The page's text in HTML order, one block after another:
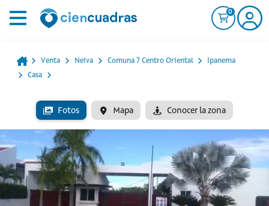
0
Venta Neiva Comuna 7 Centro Oriental
Ipanema
Casa
Fotos Mapa Conocer la zona